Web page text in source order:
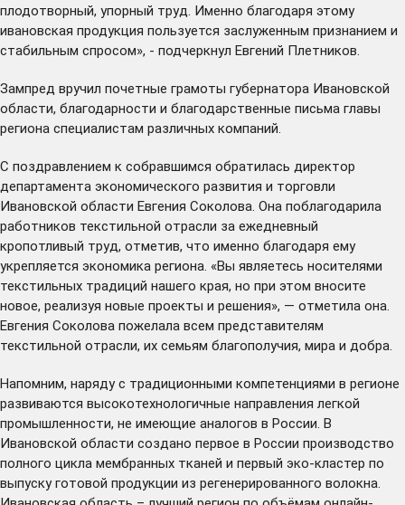
плодотворный, упорный труд. Именно благодаря этому
ивановская продукция пользуется заслуженным признанием и
стабильным спросом», - подчеркнул Евгений Плетников.
Зампред вручил почетные грамоты губернатора Ивановской
области, благодарности и благодарственные письма главы
региона специалистам различных компаний.
С поздравлением к собравшимся обратилась директор
департамента экономического развития и торговли
Ивановской области Евгения Соколова. Она поблагодарила
работников текстильной отрасли за ежедневный
кропотливый труд, отметив, что именно благодаря ему
укрепляется экономика региона. «Вы являетесь носителями
текстильных традиций нашего края, но при этом вносите
новое, реализуя новые проекты и решения», — отметила она.
Евгения Соколова пожелала всем представителям
текстильной отрасли, их семьям благополучия, мира и добра.
Напомним, наряду с традиционными компетенциями в регионе
развиваются высокотехнологичные направления легкой
промышленности, не имеющие аналогов в России. В
Ивановской области создано первое в России производство
полного цикла мембранных тканей и первый эко-кластер по
выпуску готовой продукции из регенерированного волокна.